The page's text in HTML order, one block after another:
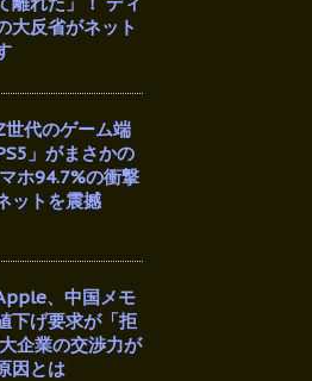
大反省がネット
世代のゲーム端
」がまさかの
ホ94.7%の衝撃
ットを震撼
、中国メモ
下げ要求が「拒
企業の交渉力が
因とは